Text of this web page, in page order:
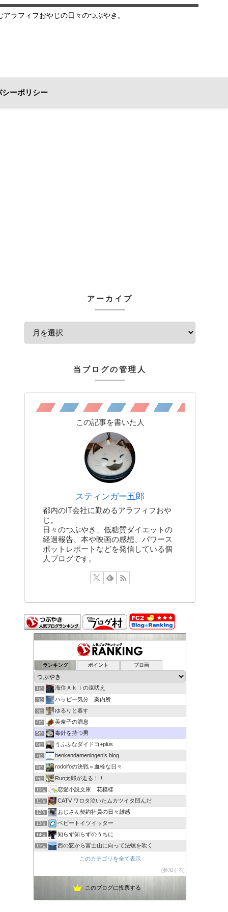
ラフィフおやじの日々のつぶやき。
ーポリシー
アーカイブ
当ブログの管理人
この記事を書いた人
スティンガー五郎
都内のIT会社に勤めるアラフィフおや
じ。
日々のつぶやき、低糖質ダイエットの
経過報告、本や映画の感想、パワース
ポットレポートなどを発信している個
人ブログです。
ランキング ポイント ブロ画
1位 海住Ａｋｉの遠吠え
2位 ハッピー気分 案内所
3位 ゆるりと暮す
4位 美奈子の溜息
5位 毒針を持つ男
6位 うふふなダイドコ+plus
7位 henkendameningen’s blog
8位 rodolfoの決戦＝血栓な日々
9位 Run太郎が走る！！
10位 恋愛小説文庫 花模様
11位 CATV ワロタ泣いたムカツイタ凹んだ
12位 おじさん契約社員の日々雑感
13位 ベビートイツイッター
14位 知らず知らずのうちに
15位 西の窓から富士山に向って法螺を吹く
このカテゴリを全て表示
参加する
このブログに投票する